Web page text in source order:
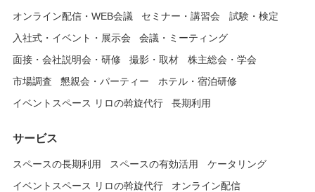
オンライン配信・WEB会議 セミナー・講習会
試験・検定
入社式・イベント・展示会
会議・ミーティング
面接・会社説明会・研修
撮影・取材
株主総会・学会
市場調査
懇親会・パーティー
ホテル・宿泊研修
イベントスペース リロの斡旋代行
長期利用
サービス
スペースの長期利用 スペースの有効活用
ケータリング
イベントスペース リロの斡旋代行
オンライン配信